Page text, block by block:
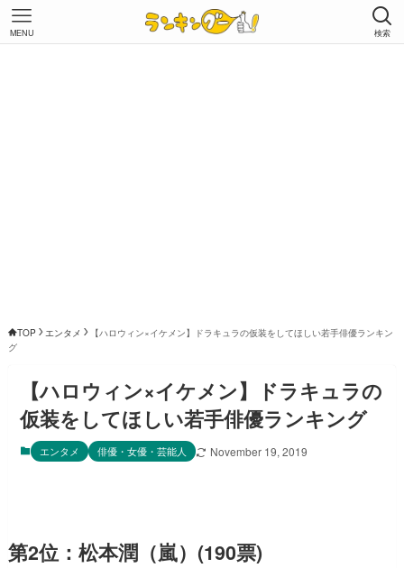
検索
MENU
TOP エンタメ
【ハロウィン×イケメン】ドラキュラの仮装をしてほしい若手俳優ランキン
グ
【ハロウィン×イケメン】ドラキュラの
仮装をしてほしい若手俳優ランキング
エンタメ 俳優・女優・芸能人 November 19, 2019
第2位：松本潤（嵐）(190票)